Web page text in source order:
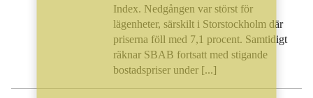
Index. Nedgången var störst för
lägenheter, särskilt i Storstockholm där
priserna föll med 7,1 procent. Samtidigt
räknar SBAB fortsatt med stigande
bostadspriser under [...]